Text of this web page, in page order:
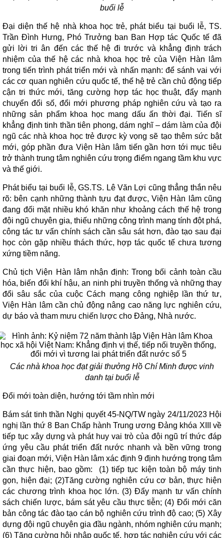
buổi lễ
Đại diện thế hệ nhà khoa học trẻ, phát biểu tại buổi lễ, TS.
Trần Đình Hưng, Phó Trưởng ban Ban Hợp tác Quốc tế đã
gửi lời tri ân đến các thế hệ đi trước và khẳng định trách
nhiệm của thế hệ các nhà khoa học trẻ của Viện Hàn lâm
trong tiến trình phát triển mới và nhấn mạnh: để sánh vai với
các cơ quan nghiên cứu quốc tế, thế hệ trẻ cần chủ động tiếp
cận tri thức mới, tăng cường hợp tác học thuật, đẩy mạnh
chuyển đổi số, đổi mới phương pháp nghiên cứu và tạo ra
những sản phẩm khoa học mang dấu ấn thời đại. Tiến sĩ
khẳng định tinh thần tiên phong, dám nghĩ – dám làm của đội
ngũ các nhà khoa học trẻ được kỳ vọng sẽ tạo thêm sức bật
mới, góp phần đưa Viện Hàn lâm tiến gần hơn tới mục tiêu
trở thành trung tâm nghiên cứu trọng điểm ngang tầm khu vực
và thế giới.
Phát biểu tại buổi lễ, GS.TS. Lê Văn Lợi cũng thẳng thắn nêu
rõ: bên cạnh những thành tựu đạt được, Viện Hàn lâm cũng
đang đối mặt nhiều khó khăn như khoảng cách thế hệ trong
đội ngũ chuyên gia, thiếu những công trình mang tính đột phá,
công tác tư vấn chính sách cần sâu sát hơn, đào tạo sau đại
học còn gặp nhiều thách thức, hợp tác quốc tế chưa tương
xứng tiềm năng.
Chủ tịch Viện Hàn lâm nhận định: Trong bối cảnh toàn cầu
hóa, biến đổi khí hậu, an ninh phi truyền thống và những thay
đổi sâu sắc của cuộc Cách mạng công nghiệp lần thứ tư,
Viện Hàn lâm cần chủ động nâng cao năng lực nghiên cứu,
dự báo và tham mưu chiến lược cho Đảng, Nhà nước.
Các nhà khoa học đạt giải thưởng Hồ Chí Minh được vinh
danh tại buổi lễ
Đổi mới toàn diện, hướng tới tầm nhìn mới
Bám sát tinh thần Nghị quyết 45-NQ/TW ngày 24/11/2023 Hội
nghị lần thứ 8 Ban Chấp hành Trung ương Đảng khóa XIII về
tiếp tục xây dựng và phát huy vai trò của đội ngũ trí thức đáp
ứng yêu cầu phát triển đất nước nhanh và bền vững trong
giai đoạn mới, Viện Hàn lâm xác định 9 định hướng trọng tâm
cần thực hiện, bao gồm: (1) tiếp tục kiện toàn bộ máy tinh
gọn, hiện đại; (2)Tăng cường nghiên cứu cơ bản, thực hiện
các chương trình khoa học lớn. (3) Đẩy mạnh tư vấn chính
sách chiến lược, bám sát yêu cầu thực tiễn; (4) Đổi mới căn
bản công tác đào tạo cán bộ nghiên cứu trình độ cao; (5) Xây
dựng đội ngũ chuyên gia đầu ngành, nhóm nghiên cứu mạnh;
(6) Tăng cường hội nhập quốc tế, hợp tác nghiên cứu với các